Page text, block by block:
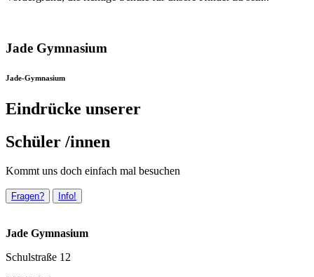
Jade Gymnasium
Jade-Gymnasium
Eindrücke unserer
Schüler /innen
Kommt uns doch einfach mal besuchen
Fragen? Info!
Jade Gymnasium
Schulstraße 12